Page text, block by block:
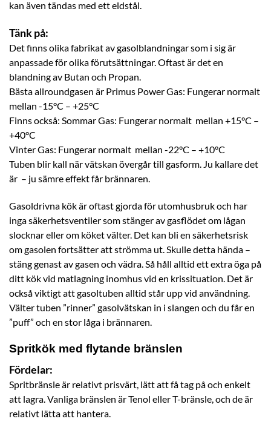
kan även tändas med ett eldstål.
Tänk på:
Det finns olika fabrikat av gasolblandningar som i sig är
anpassade för olika förutsättningar. Oftast är det en
blandning av Butan och Propan.
Bästa allroundgasen är Primus Power Gas: Fungerar normalt
mellan -15°C – +25°C
Finns också: Sommar Gas: Fungerar normalt mellan +15°C –
+40°C
Vinter Gas: Fungerar normalt mellan -22°C – +10°C
Tuben blir kall när vätskan övergår till gasform. Ju kallare det
är – ju sämre effekt får brännaren.
Gasoldrivna kök är oftast gjorda för utomhusbruk och har
inga säkerhetsventiler som stänger av gasflödet om lågan
slocknar eller om köket välter. Det kan bli en säkerhetsrisk
om gasolen fortsätter att strömma ut. Skulle detta hända –
stäng genast av gasen och vädra. Så håll alltid ett extra öga på
ditt kök vid matlagning inomhus vid en krissituation. Det är
också viktigt att gasoltuben alltid står upp vid användning.
Välter tuben ”rinner” gasolvätskan in i slangen och du får en
”puff” och en stor låga i brännaren.
Spritkök med flytande bränslen
Fördelar:
Spritbränsle är relativt prisvärt, lätt att få tag på och enkelt
att lagra. Vanliga bränslen är Tenol eller T-bränsle, och de är
relativt lätta att hantera.